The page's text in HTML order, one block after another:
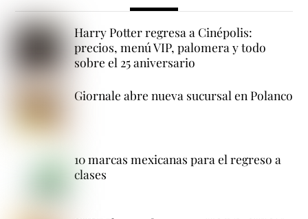
Harry Potter regresa a Cinépolis:
precios, menú VIP, palomera y todo
sobre el 25 aniversario
Giornale abre nueva sucursal en Polanco
10 marcas mexicanas para el regreso a
clases